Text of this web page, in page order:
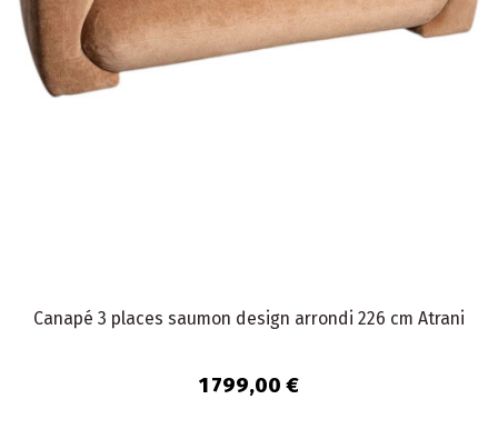
Canapé 3 places saumon design arrondi 226 cm Atrani
1 799,00 €